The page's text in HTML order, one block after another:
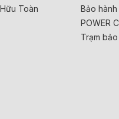
Toàn
Bảo hành
POWER
Trạm